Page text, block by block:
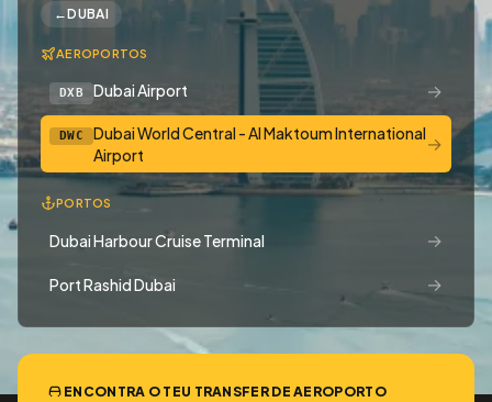
←DUBAI
AEROPORTOS
DXB Dubai Airport →
DWC
Dubai World Central - Al Maktoum International
Airport
→
PORTOS
Dubai Harbour Cruise Terminal →
Port Rashid Dubai →
ENCONTRA O TEU TRANSFER DE AEROPORTO